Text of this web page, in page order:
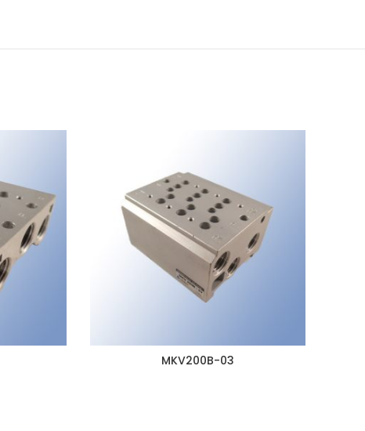
MKV200B-03